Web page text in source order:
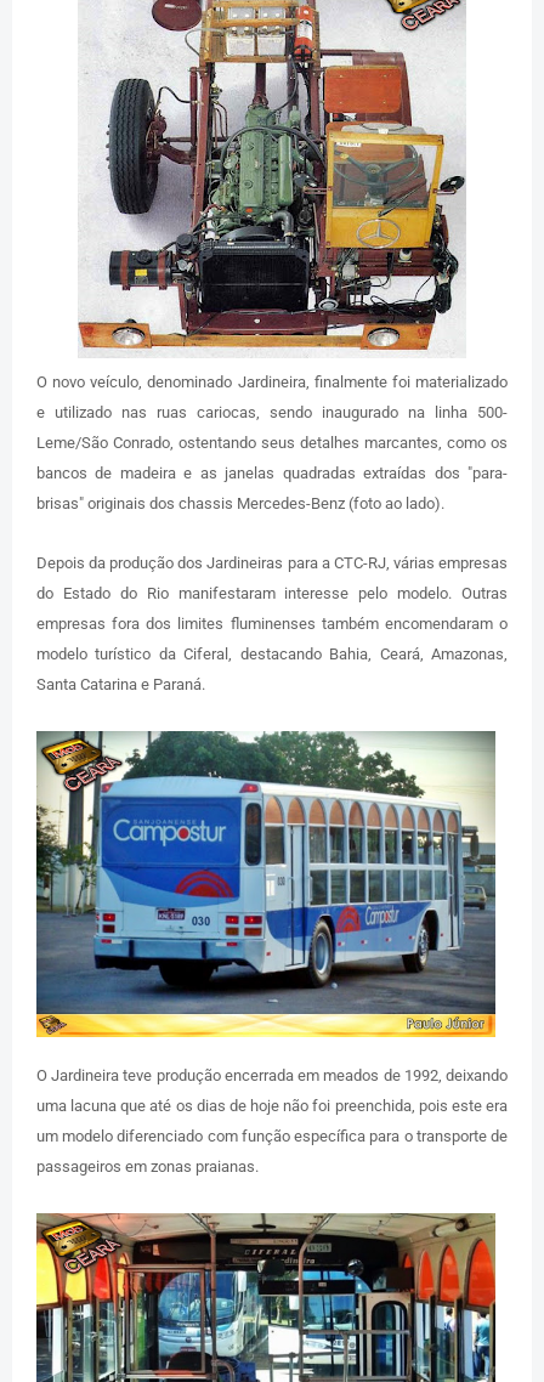
O novo veículo, denominado Jardineira, finalmente foi materializado
e utilizado nas ruas cariocas, sendo inaugurado na linha 500-
Leme/São Conrado, ostentando seus detalhes marcantes, como os
bancos de madeira e as janelas quadradas extraídas dos "para-
brisas" originais dos chassis Mercedes-Benz (foto ao lado).
Depois da produção dos Jardineiras para a CTC-RJ, várias empresas
do Estado do Rio manifestaram interesse pelo modelo. Outras
empresas fora dos limites fluminenses também encomendaram o
modelo turístico da Ciferal, destacando Bahia, Ceará, Amazonas,
Santa Catarina e Paraná.
O Jardineira teve produção encerrada em meados de 1992, deixando
uma lacuna que até os dias de hoje não foi preenchida, pois este era
um modelo diferenciado com função específica para o transporte de
passageiros em zonas praianas.